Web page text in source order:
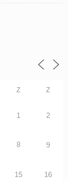
Z Z
1 2
8 9
15 16